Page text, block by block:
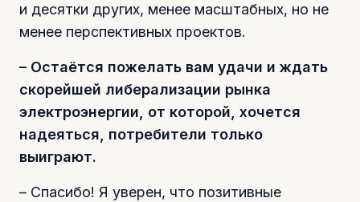
и десятки других, менее масштабных, но не
менее перспективных проектов.
– Остаётся пожелать вам удачи и ждать
скорейшей либерализации рынка
электроэнергии, от которой, хочется
надеяться, потребители только
выиграют.
– Спасибо! Я уверен, что позитивные